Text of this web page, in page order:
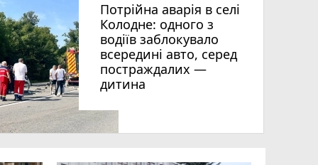
Потрійна аварія в селі
Колодне: одного з
водіїв заблокувало
всередині авто, серед
постраждалих —
дитина